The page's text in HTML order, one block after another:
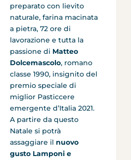
preparato con lievito
naturale, farina macinata
a pietra, 72 ore di
lavorazione e tutta la
passione di Matteo
Dolcemascolo, romano
classe 1990, insignito del
premio speciale di
miglior Pasticcere
emergente d’Italia 2021.
A partire da questo
Natale si potrà
assaggiare il nuovo
gusto Lamponi e